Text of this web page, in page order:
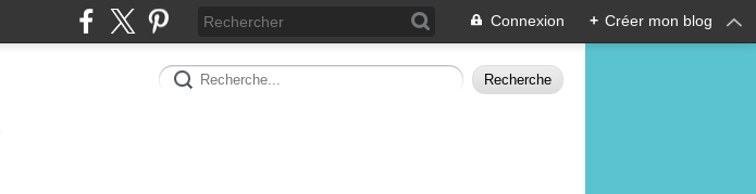
Connexion + Créer mon blog